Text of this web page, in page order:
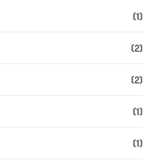
(1)
(2)
(2)
(1)
(1)